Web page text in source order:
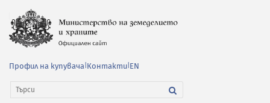
Профил на купувача Контакти EN